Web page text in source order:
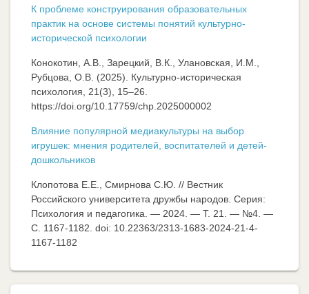
К проблеме конструирования образовательных
практик на основе системы понятий культурно-
исторической психологии
Конокотин, А.В., Зарецкий, В.К., Улановская, И.М.,
Рубцова, О.В. (2025). Культурно-историческая
психология, 21(3), 15–26.
https://doi.org/10.17759/chp.2025000002
Влияние популярной медиакультуры на выбор
игрушек: мнения родителей, воспитателей и детей-
дошкольников
Клопотова Е.Е., Смирнова С.Ю. // Вестник
Российского университета дружбы народов. Серия:
Психология и педагогика. — 2024. — Т. 21. — №4. —
C. 1167-1182. doi: 10.22363/2313-1683-2024-21-4-
1167-1182